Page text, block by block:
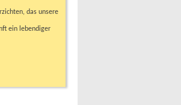
das unsere
ein lebendiger